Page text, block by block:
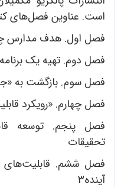
است. عناوین فصل‌های
فصل اول. هدف مدارس
فصل دوم. تهیه یک
فصل سوم. بازگشت به
فصل چهارم. «رویکرد
فصل پنجم. توسعه
تحقیقات
فصل ششم. قابلیت‌های
آینده3